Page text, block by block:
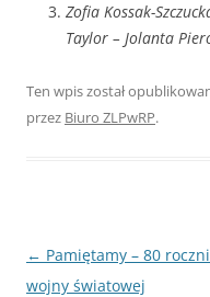
Zofia Kossak-
Taylor – Jolanta
Ten wpis został
przez Biuro ZLPwRP.
Nawigacja
wpisu
← Pamiętamy – 80
wojny światowej